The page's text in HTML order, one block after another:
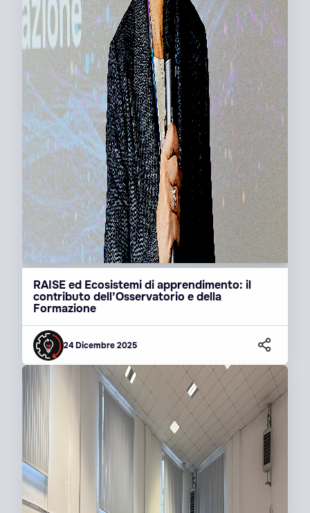
RAISE ed Ecosistemi di apprendimento: il
contributo dell’Osservatorio e della
Formazione
24 Dicembre 2025